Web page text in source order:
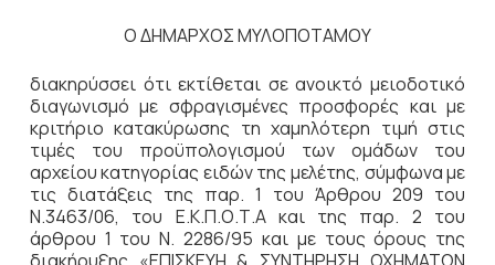
Ο ΔΗΜΑΡΧΟΣ ΜΥΛΟΠΟΤΑΜΟΥ
διακηρύσσει ότι εκτίθεται σε ανοικτό μειοδοτικό
διαγωνισμό με σφραγισμένες προσφορές και με
κριτήριο κατακύρωσης τη χαμηλότερη τιμή στις
τιμές του προϋπολογισμού των ομάδων του
αρχείου κατηγορίας ειδών της μελέτης, σύμφωνα με
τις διατάξεις της παρ. 1 του Άρθρου 209 του
Ν.3463/06, του Ε.Κ.Π.Ο.Τ.Α και της παρ. 2 του
άρθρου 1 του Ν. 2286/95 και με τους όρους της